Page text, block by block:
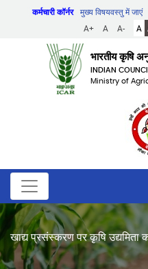
कर्मचारी कॉर्नर मुख्य विषयवस्तु में जाएं
A+
A A- A
भारतीय कृषि
INDIAN
Ministry of
खाद्य प्रसंस्करण पर कृषि उद्यमिता